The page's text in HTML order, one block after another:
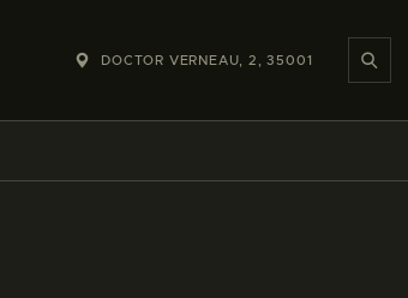
DOCTOR VERNEAU, 2, 35001